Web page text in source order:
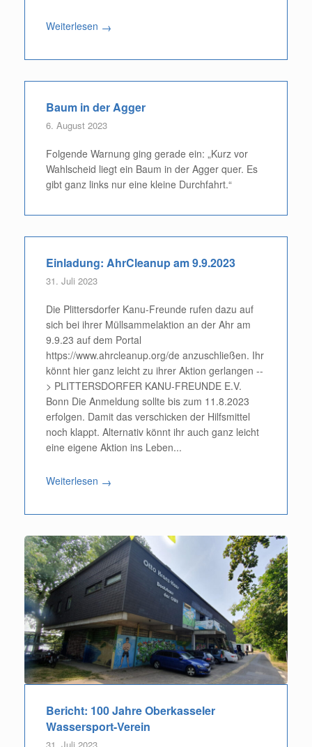
Weiterlesen →
Baum in der Agger
6. August 2023
Folgende Warnung ging gerade ein: „Kurz vor
Wahlscheid liegt ein Baum in der Agger quer. Es
gibt ganz links nur eine kleine Durchfahrt.“
Einladung: AhrCleanup am 9.9.2023
31. Juli 2023
Die Plittersdorfer Kanu-Freunde rufen dazu auf
sich bei ihrer Müllsammelaktion an der Ahr am
9.9.23 auf dem Portal
https://www.ahrcleanup.org/de anzuschließen. Ihr
könnt hier ganz leicht zu ihrer Aktion gerlangen --
> PLITTERSDORFER KANU-FREUNDE E.V.
Bonn Die Anmeldung sollte bis zum 11.8.2023
erfolgen. Damit das verschicken der Hilfsmittel
noch klappt. Alternativ könnt ihr auch ganz leicht
eine eigene Aktion ins Leben...
Weiterlesen →
Bericht: 100 Jahre Oberkasseler
Wassersport-Verein
31. Juli 2023